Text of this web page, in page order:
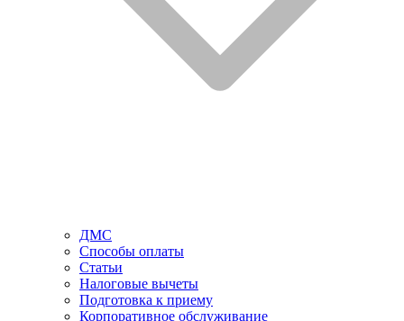
ДМС
Способы оплаты
Статьи
Налоговые вычеты
Подготовка к приему
Корпоративное обслуживание